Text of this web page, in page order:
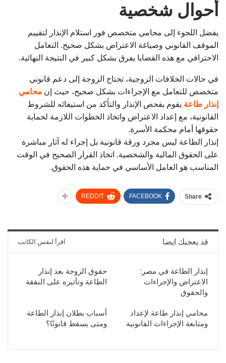
أحوال شخصية
يفضل اللجوء إلى محامي متخصص فور استلام الإنذار لتقييم
الموقف القانوني وصياغة الاعتراض بشكل صحيح. التعامل
الاحترافي مع هذه القضايا يفرق بشكل كبير في النتيجة النهائية.
في حالات الخلافات الزوجية، تحتاج الزوجة إلى دعم قانوني
متخصص للتعامل مع الإجراءات بشكل صحيح، حيث إن محامي
إنذار طاعة يقوم بفحص الإنذار والتأكد من استيفائه للشروط
القانونية، مع إعداد الاعتراض واتخاذ الخطوات اللازمة لحماية
حقوقها أمام محكمة الأسرة.
إنذار الطاعة ليس مجرد ورقة قانونية بل إجراء له آثار مباشرة
على الحقوق المالية والشخصية. اتخاذ القرار الصحيح في الوقت
المناسب هو العامل الأساسي في حماية هذه الحقوق.
Share
FACEBOOK
REDDIT
قد يعجبك ايضا اقرأ لنفس الكاتب
إنذار الطاعة في مصر:
الاعتراض والإجراءات
والحقوق
حقوق الزوجة بعد إنذار
الطاعة وتأثيره على النفقة
محامي إنذار طاعة لإعداد
ومتابعة الإجراءات القانونية
أسباب بطلان إنذار الطاعة
ومتى يسقط قانونًا؟